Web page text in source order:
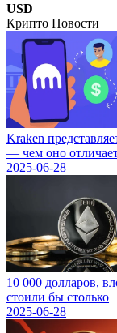
USD
Крипто Новости
Kraken
— чем оно
2025-06-28
10 000 долларов,
стоили бы столько
2025-06-28